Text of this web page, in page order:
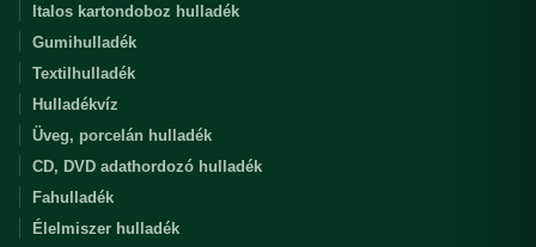
Italos kartondoboz hulladék
Gumihulladék
Textilhulladék
Hulladékvíz
Üveg, porcelán hulladék
CD, DVD adathordozó hulladék
Fahulladék
Élelmiszer hulladék